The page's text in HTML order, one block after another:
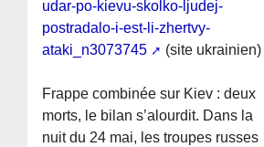
udar-po-kievu-skolko-ljudej-
postradalo-i-est-li-zhertvy-
ataki_n3073745
(site ukrainien)
Frappe combinée sur Kiev : deux
morts, le bilan s’alourdit. Dans la
nuit du 24 mai, les troupes russes